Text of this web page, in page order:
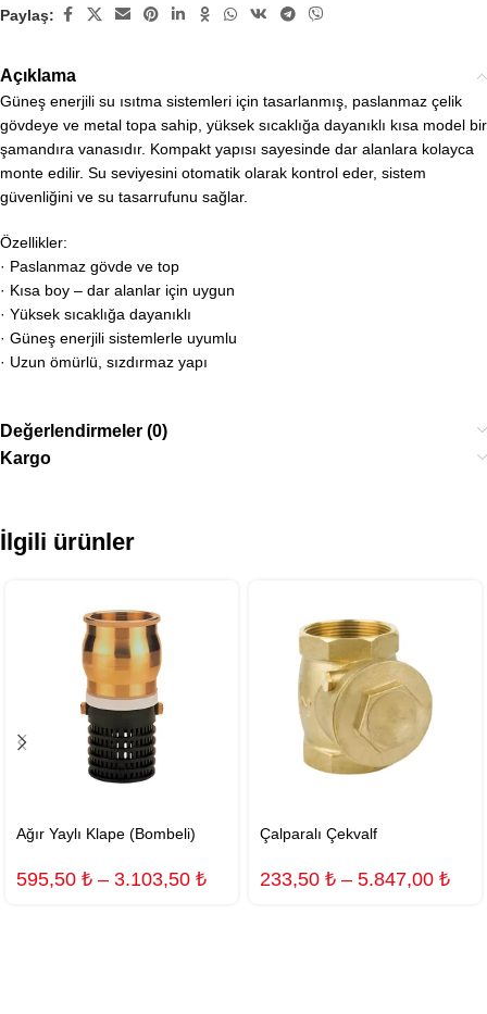
Paylaş:
Açıklama
Güneş enerjili su ısıtma sistemleri için tasarlanmış, paslanmaz çelik
gövdeye ve metal topa sahip, yüksek sıcaklığa dayanıklı kısa model bir
şamandıra vanasıdır. Kompakt yapısı sayesinde dar alanlara kolayca
monte edilir. Su seviyesini otomatik olarak kontrol eder, sistem
güvenliğini ve su tasarrufunu sağlar.
Özellikler:
· Paslanmaz gövde ve top
· Kısa boy – dar alanlar için uygun
· Yüksek sıcaklığa dayanıklı
· Güneş enerjili sistemlerle uyumlu
· Uzun ömürlü, sızdırmaz yapı
Değerlendirmeler (0)
Kargo
İlgili ürünler
Ağır Yaylı Klape (Bombeli)
595,50 ₺ – 3.103,50 ₺
Çalparalı Çekvalf
233,50 ₺ – 5.847,00 ₺